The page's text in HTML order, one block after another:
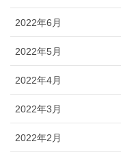
2022年6月
2022年5月
2022年4月
2022年3月
2022年2月